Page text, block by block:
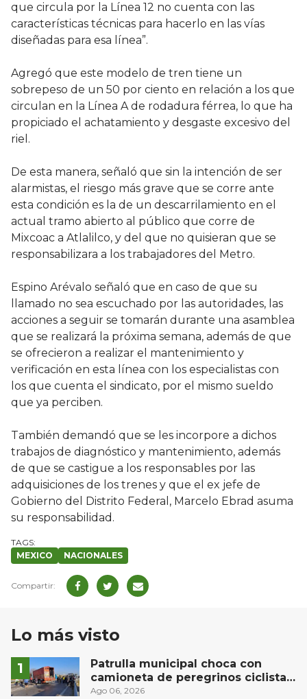
que circula por la Línea 12 no cuenta con las
características técnicas para hacerlo en las vías
diseñadas para esa línea”.
Agregó que este modelo de tren tiene un
sobrepeso de un 50 por ciento en relación a los que
circulan en la Línea A de rodadura férrea, lo que ha
propiciado el achatamiento y desgaste excesivo del
riel.
De esta manera, señaló que sin la intención de ser
alarmistas, el riesgo más grave que se corre ante
esta condición es la de un descarrilamiento en el
actual tramo abierto al público que corre de
Mixcoac a Atlalilco, y del que no quisieran que se
responsabilizara a los trabajadores del Metro.
Espino Arévalo señaló que en caso de que su
llamado no sea escuchado por las autoridades, las
acciones a seguir se tomarán durante una asamblea
que se realizará la próxima semana, además de que
se ofrecieron a realizar el mantenimiento y
verificación en esta línea con los especialistas con
los que cuenta el sindicato, por el mismo sueldo
que ya perciben.
También demandó que se les incorpore a dichos
trabajos de diagnóstico y mantenimiento, además
de que se castigue a los responsables por las
adquisiciones de los trenes y que el ex jefe de
Gobierno del Distrito Federal, Marcelo Ebrad asuma
su responsabilidad.
MEXICO NACIONALES
Lo más visto
Patrulla municipal choca con
camioneta de peregrinos ciclistas
en la autopista México-Querétaro
Ago 06, 2026